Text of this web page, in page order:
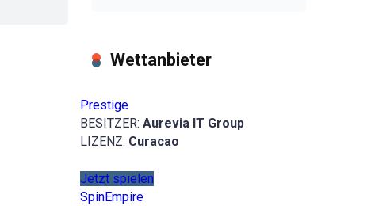
Wettanbieter
Prestige
BESITZER: Aurevia IT Group
LIZENZ: Curacao
Jetzt spielen
SpinEmpire